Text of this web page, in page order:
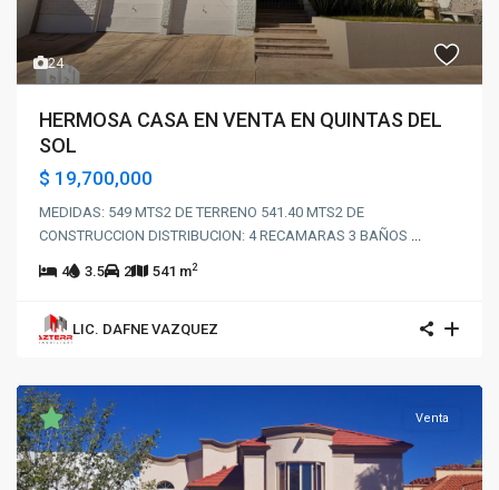
24
HERMOSA CASA EN VENTA EN QUINTAS DEL
SOL
$ 19,700,000
MEDIDAS: 549 MTS2 DE TERRENO 541.40 MTS2 DE
CONSTRUCCION DISTRIBUCION: 4 RECAMARAS 3 BAÑOS
4 3.5 2 541 m2
LIC. DAFNE VAZQUEZ
Venta